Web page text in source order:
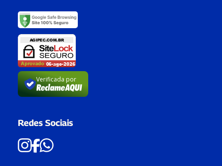
Verificada por
Redes Sociais